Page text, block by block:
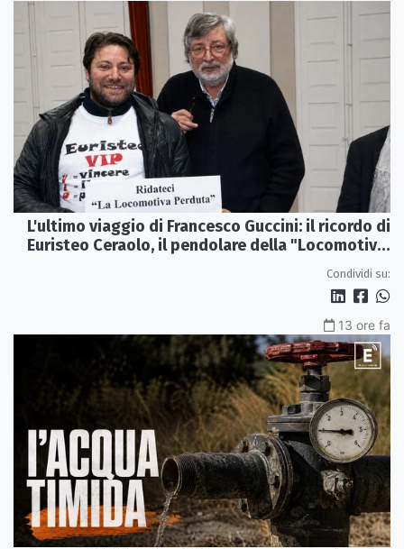
L'ultimo viaggio di Francesco Guccini: il ricordo di
Euristeo Ceraolo, il pendolare della "Locomotiva
Condividi su:
13 ore fa